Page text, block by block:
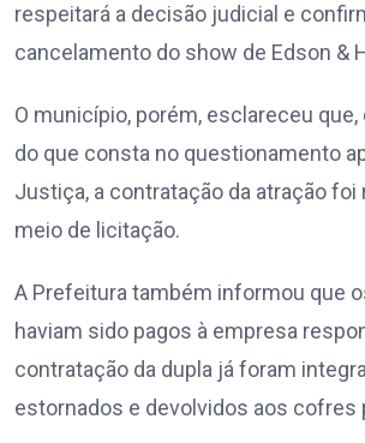
respeitará a decisão judicial e
cancelamento do show de Edson &
O município, porém, esclareceu
do que consta no questionamento
Justiça, a contratação da atração foi
meio de licitação.
A Prefeitura também informou que
haviam sido pagos à empresa
contratação da dupla já foram
estornados e devolvidos aos cofres